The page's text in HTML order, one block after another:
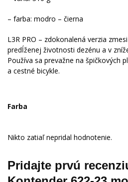
– farba: modro – čierna
L3R PRO – zdokonalená verzia
predĺženej životnosti dezénu a v
Používa sa prevažne na špičkových
a cestné bicykle.
Farba
Nikto zatiaľ nepridal hodnotenie.
Pridajte prvú